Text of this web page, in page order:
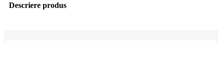
Descriere produs